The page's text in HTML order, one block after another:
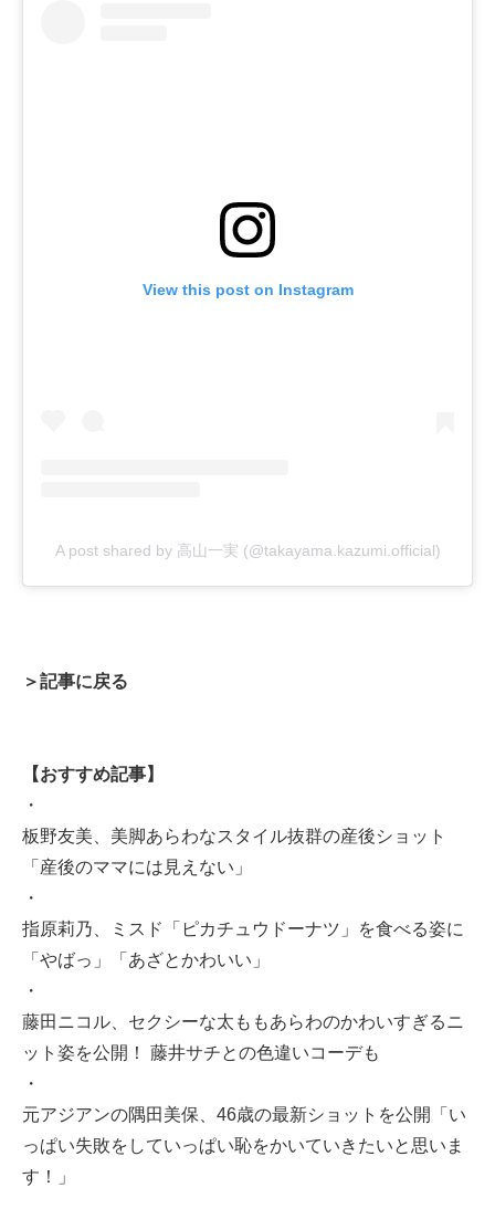
View this post on Instagram
A post shared by 高山一実 (@takayama.kazumi.official)
＞記事に戻る
【おすすめ記事】
・
板野友美、美脚あらわなスタイル抜群の産後ショット
「産後のママには見えない」
・
指原莉乃、ミスド「ピカチュウドーナツ」を食べる姿に
「やばっ」「あざとかわいい」
・
藤田ニコル、セクシーな太ももあらわのかわいすぎるニ
ット姿を公開！ 藤井サチとの色違いコーデも
・
元アジアンの隅田美保、46歳の最新ショットを公開「い
っぱい失敗をしていっぱい恥をかいていきたいと思いま
す！」